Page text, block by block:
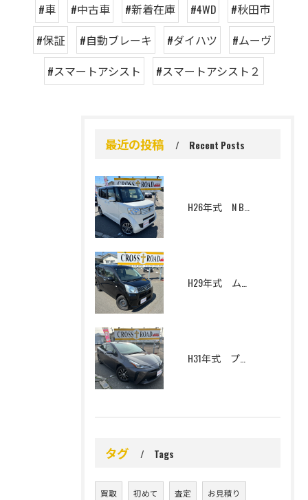
#車 #中古車 #新着在庫 #4WD
#秋田市
#保証
#自動ブレーキ #ダイハツ
#ムーヴ
#スマートアシスト
#スマートアシスト２
最近の投稿 Recent Posts
タグ Tags
買取 初めて 査定 お見積り